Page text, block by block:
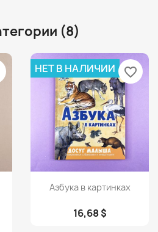
(8)
Просмотр
Азбука в картинках
16,68 $
НЕТ В НАЛИЧИИ favorite_border